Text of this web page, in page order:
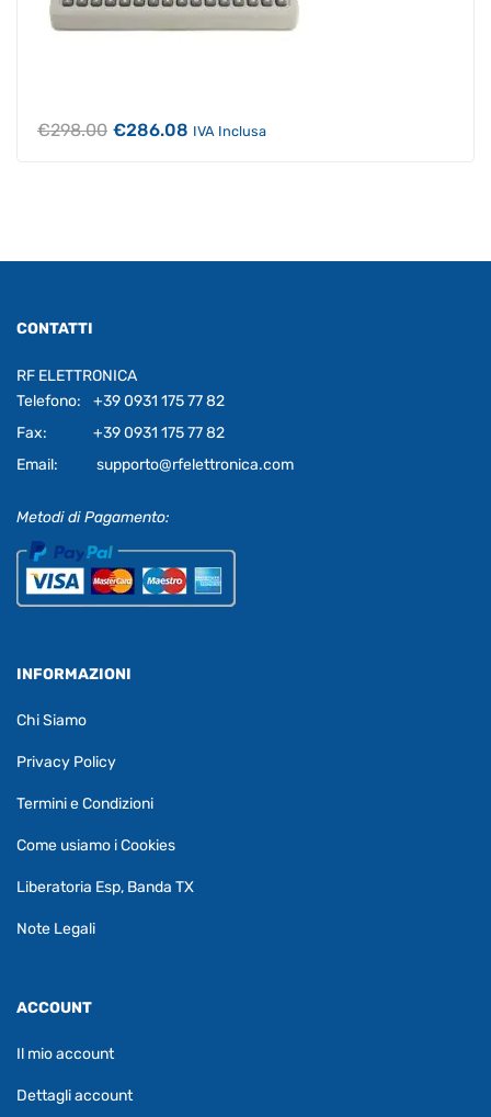
€298.00 Il
€286.08 IlIVA Inclusa
CONTATTI
RF ELETTRONICA
Telefono:
+39 0931 175 77 82
Fax:
+39 0931 175 77 82
Email:
supporto@rfelettronica.com
Metodi di Pagamento:
INFORMAZIONI
Chi Siamo
Privacy Policy
Termini e Condizioni
Come usiamo i Cookies
Liberatoria Esp, Banda TX
Note Legali
ACCOUNT
Il mio account
Dettagli account